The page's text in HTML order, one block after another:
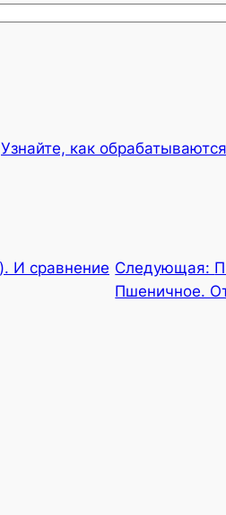
Узнайте, как
И сравнение Следующая:
Пшеничное.